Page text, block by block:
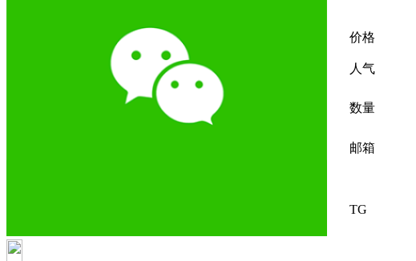
价格
人气
数量
邮箱
TG